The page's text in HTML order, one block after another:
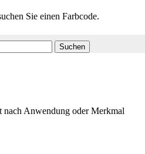
Sie einen Farbcode.
Suchen
nach Anwendung oder Merkmal